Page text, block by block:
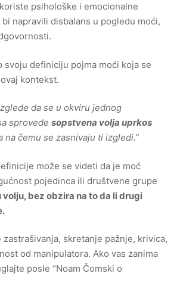
psihološke i emocionalne
napravili disbalans u pogledu moći,
svoju definiciju pojma moći koja se
kontekst.
da se u okviru jednog
sprovede sopstvena volja uprkos
na čemu se zasnivaju ti izgledi.”
može se videti da je moć
pojedinca ili društvene grupe
volju, bez obzira na to da li drugi
skretanje pažnje, krivica,
od manipulatora. Ako vas zanima
posle “Noam Čomski o